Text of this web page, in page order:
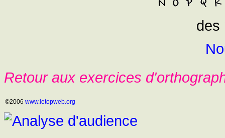
des
Retour aux exercices
©2006 www.letopweb.org